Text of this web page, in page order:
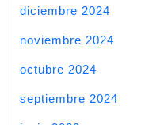
diciembre 2024
noviembre 2024
octubre 2024
septiembre 2024